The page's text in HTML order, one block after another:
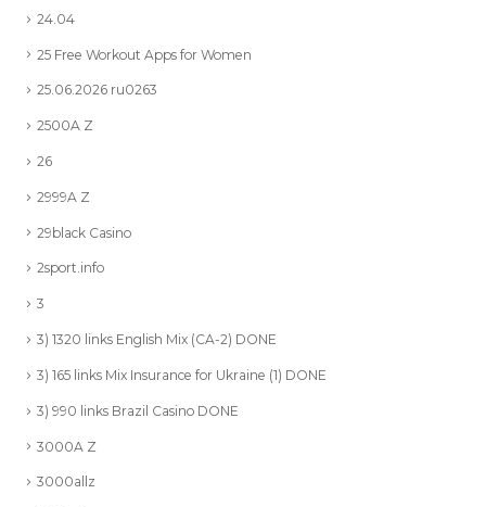
24.04
25 Free Workout Apps for Women
25.06.2026 ru0263
2500A Z
26
2999A Z
29black Casino
2sport.info
3
3) 1320 links English Mix (CA-2) DONE
3) 165 links Mix Insurance for Ukraine (1) DONE
3) 990 links Brazil Casino DONE
3000A Z
3000allz